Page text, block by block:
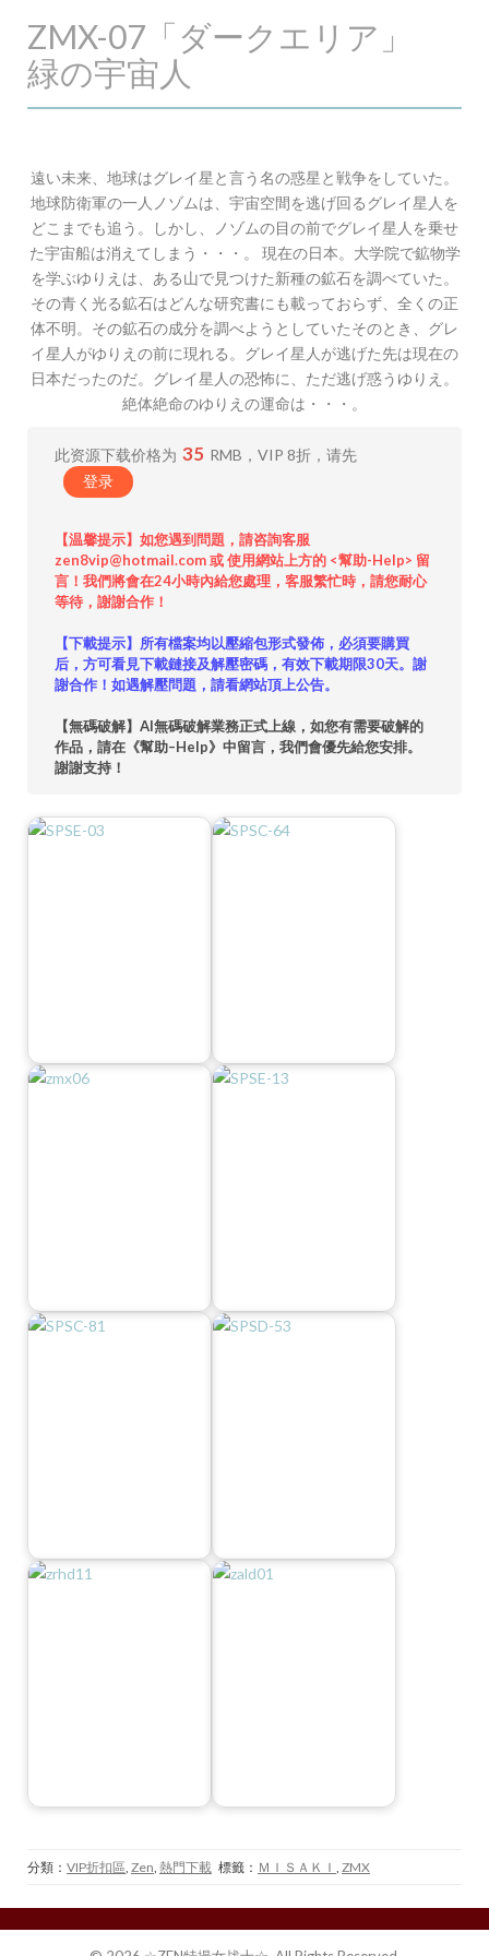
ZMX-07「ダークエリア」
緑の宇宙人
遠い未来、地球はグレイ星と言う名の惑星と戦争をしていた。
地球防衛軍の一人ノゾムは、宇宙空間を逃げ回るグレイ星人を
どこまでも追う。しかし、ノゾムの目の前でグレイ星人を乗せ
た宇宙船は消えてしまう・・・。 現在の日本。大学院で鉱物学
を学ぶゆりえは、ある山で見つけた新種の鉱石を調べていた。
その青く光る鉱石はどんな研究書にも載っておらず、全くの正
体不明。その鉱石の成分を調べようとしていたそのとき、グレ
イ星人がゆりえの前に現れる。グレイ星人が逃げた先は現在の
日本だったのだ。グレイ星人の恐怖に、ただ逃げ惑うゆりえ。
絶体絶命のゆりえの運命は・・・。
此资源下载价格为 35 RMB，VIP 8折，请先
登录
【温馨提示】如您遇到問題，請咨詢客服
zen8vip@hotmail.com 或 使用網站上方的 <幫助-Help> 留
言！我們將會在24小時內給您處理，客服繁忙時，請您耐心
等待，謝謝合作！
【下載提示】所有檔案均以壓縮包形式發佈，必須要購買
后，方可看見下載鏈接及解壓密碼，有效下載期限30天。謝
謝合作！如遇解壓問題，請看網站頂上公告。
【無碼破解】AI無碼破解業務正式上線，如您有需要破解的
作品，請在《幫助–Help》中留言，我們會優先給您安排。
謝謝支持！
分類： VIP折扣區 Zen 熱門下載 標籤： ＭＩＳＡＫＩ ZMX